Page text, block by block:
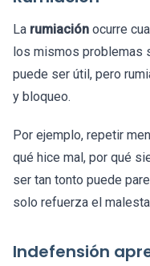
La rumiación ocurre
los mismos problemas
puede ser útil, pero
y bloqueo.
Por ejemplo, repetir
qué hice mal, por qué
ser tan tonto puede
solo refuerza el
Indefensión